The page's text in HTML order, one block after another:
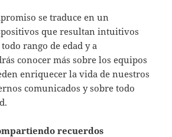
se traduce en un
que resultan intuitivos
rango de edad y a
conocer más sobre los equipos
enriquecer la vida de nuestros
comunicados y sobre todo
recuerdos